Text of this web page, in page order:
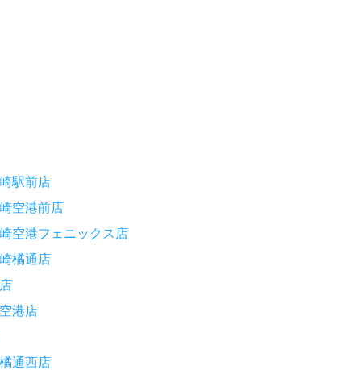
駅前店
空港前店
空港フェニックス店
橘通店
港店
通西店